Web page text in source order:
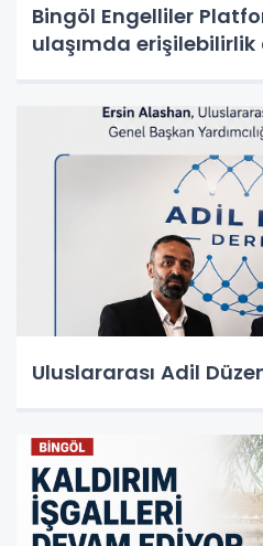
Bingöl Engelliler
ulaşımda erişilebilirlik
Uluslararası Adil